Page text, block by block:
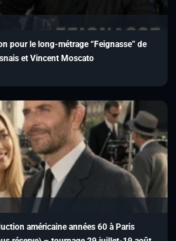
pour le long-métrage “Feignasse” de
et Vincent Moscato
américaine années 60 à Paris